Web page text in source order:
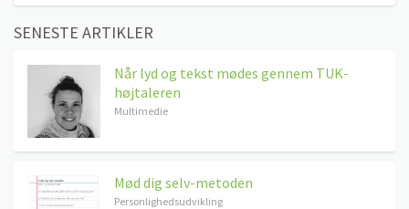
SENESTE ARTIKLER
Når lyd og tekst mødes gennem TUK-
højtaleren
Multimedie
Mød dig selv-metoden
Personlighedsudvikling